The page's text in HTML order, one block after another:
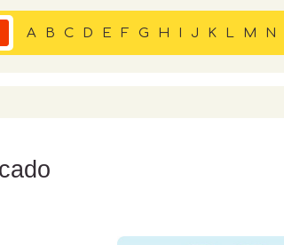
A B C D E F G H I J K L M N